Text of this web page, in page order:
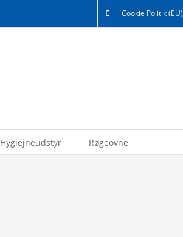
Cookie Politik (EU)
Hygiejneudstyr Røgeovne